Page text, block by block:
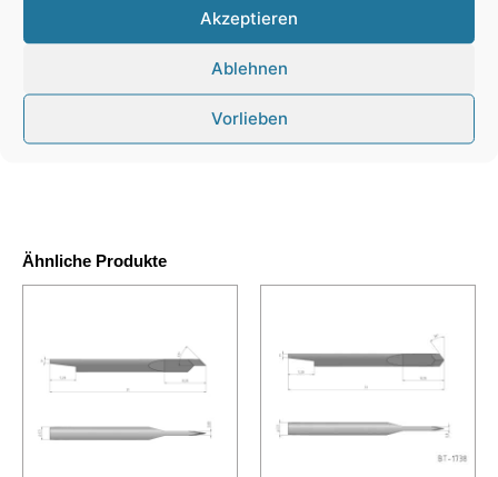
Akzeptieren
Ablehnen
Vorlieben
MultiCam 003612-MC7265
Ähnliche Produkte